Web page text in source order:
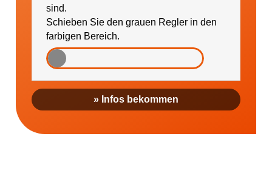
gewünscht bitte PLZ eintragen) informieren darf.
sind.
Schieben Sie den grauen Regler in den
farbigen Bereich.
» Infos bekommen